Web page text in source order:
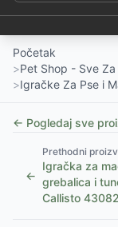
Početak
>Pet Shop - Sve
>Igračke Za Pse i
← Pogledaj sve
←
Prethodni
Igračka za
grebalica i
Callisto 43082